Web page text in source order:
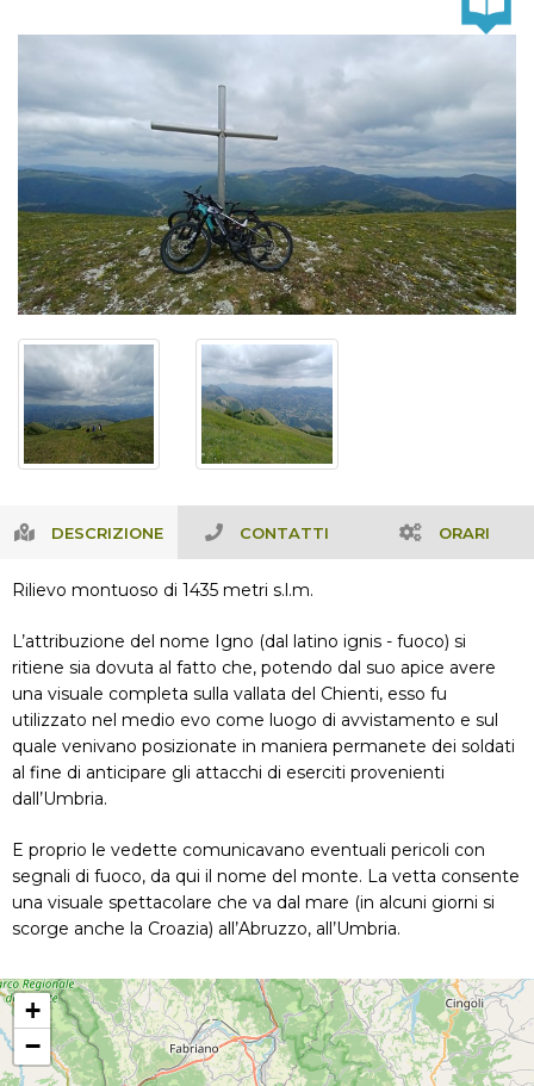
DESCRIZIONE CONTATTI ORARI
Rilievo montuoso di 1435 metri s.l.m.
L’attribuzione del nome Igno (dal latino ignis - fuoco) si
ritiene sia dovuta al fatto che, potendo dal suo apice avere
una visuale completa sulla vallata del Chienti, esso fu
utilizzato nel medio evo come luogo di avvistamento e sul
quale venivano posizionate in maniera permanete dei soldati
al fine di anticipare gli attacchi di eserciti provenienti
dall’Umbria.
E proprio le vedette comunicavano eventuali pericoli con
segnali di fuoco, da qui il nome del monte. La vetta consente
una visuale spettacolare che va dal mare (in alcuni giorni si
scorge anche la Croazia) all’Abruzzo, all’Umbria.
+
−